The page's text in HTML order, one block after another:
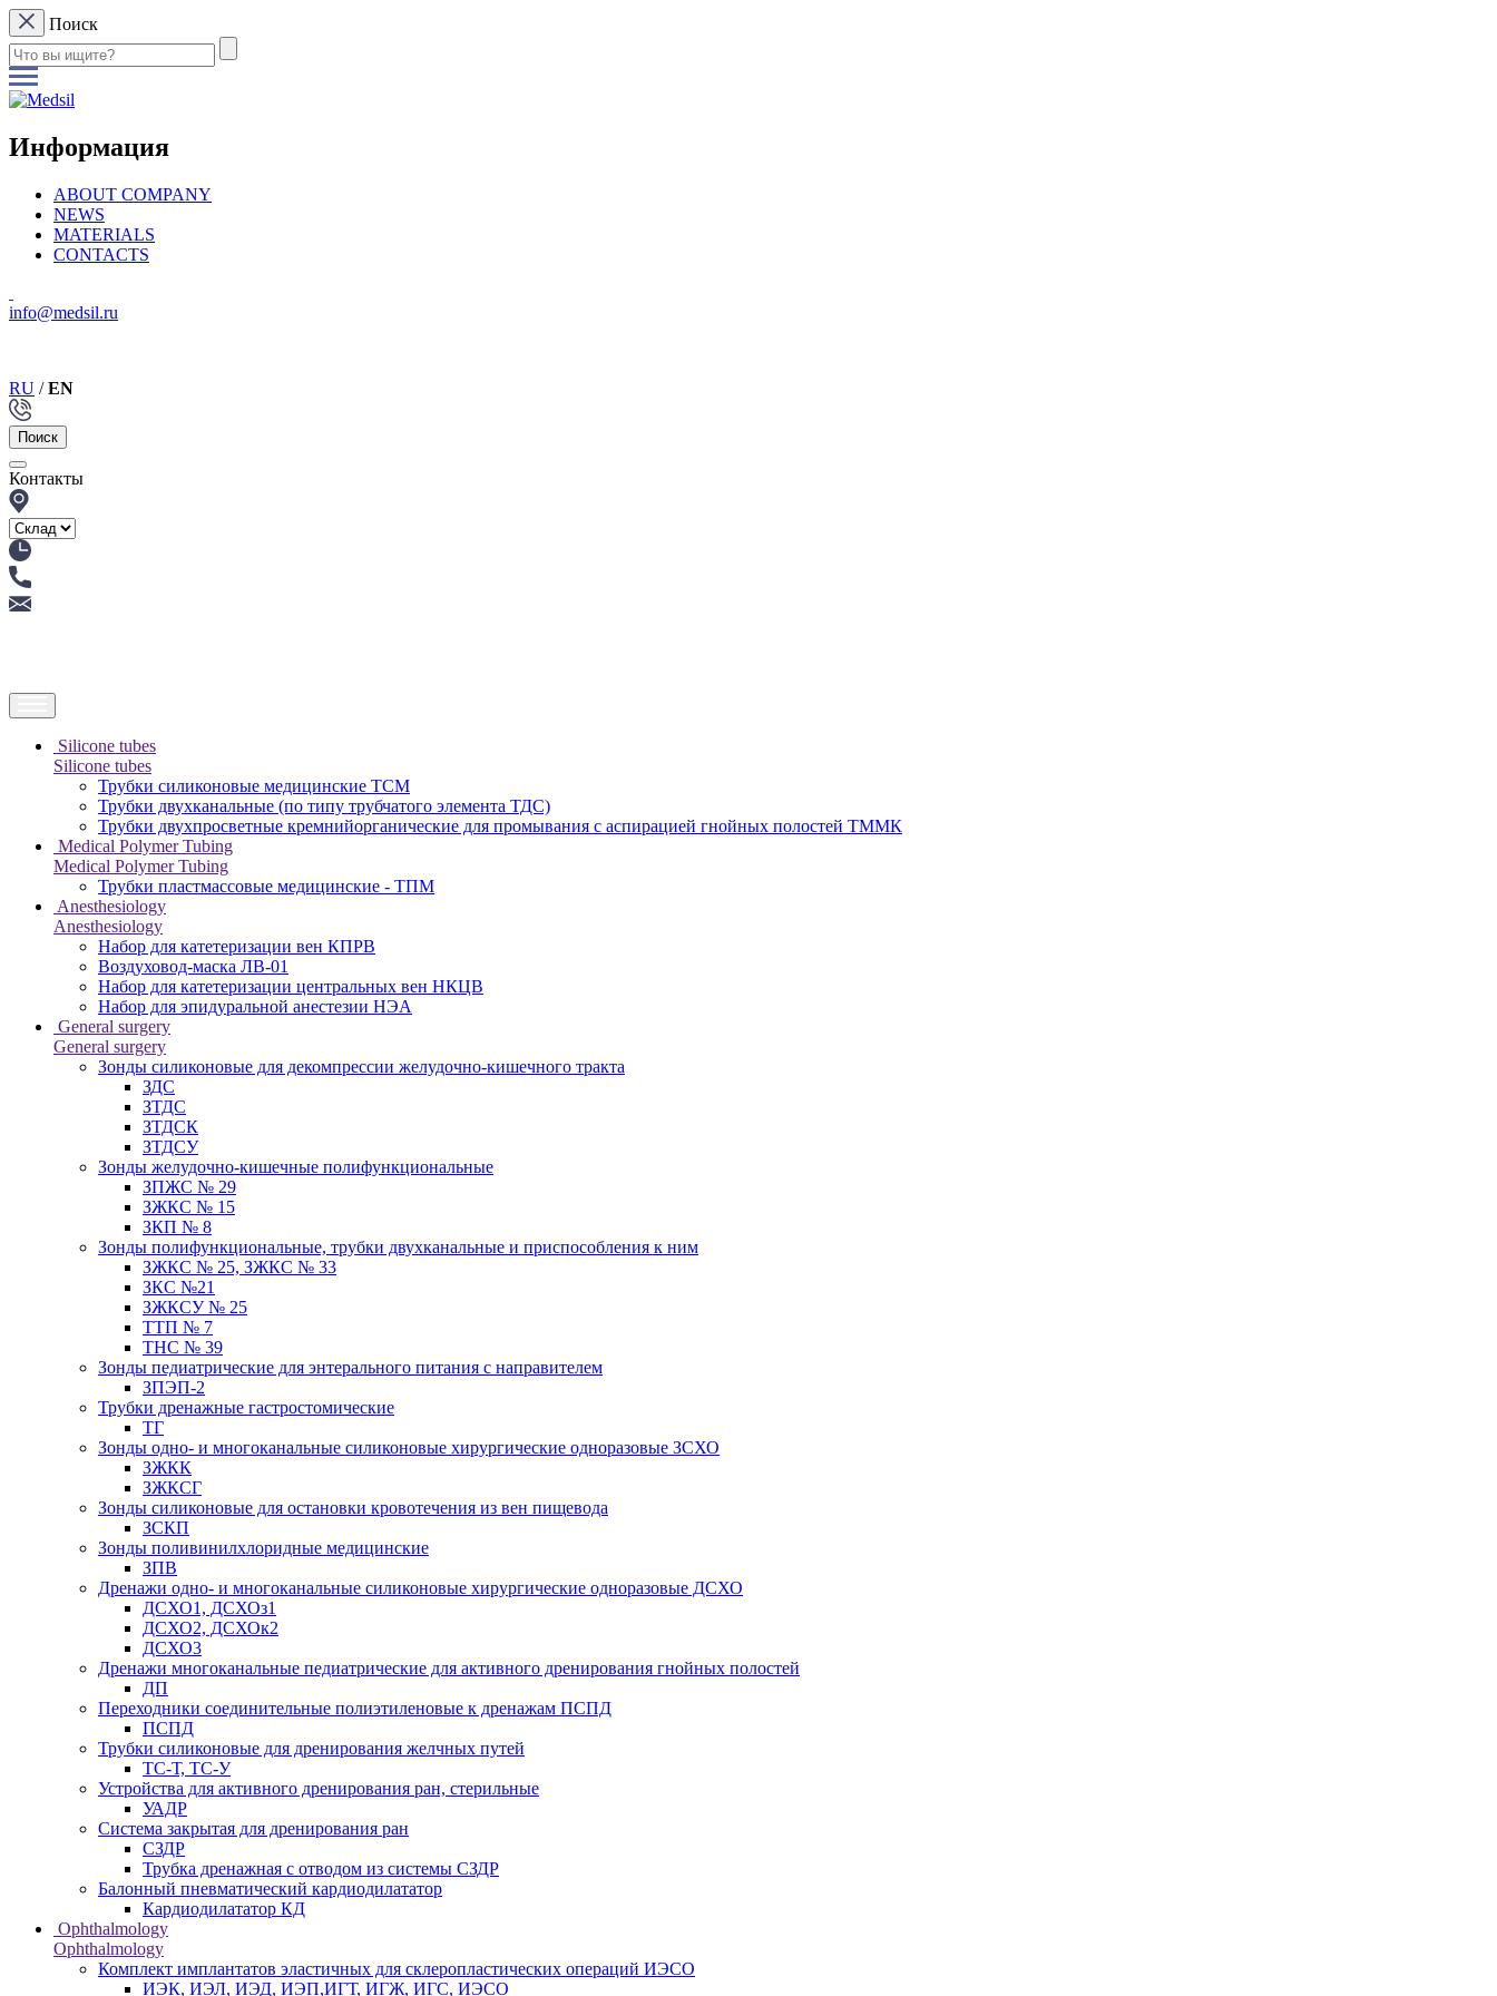
Поиск
Информация
ABOUT COMPANY
NEWS
MATERIALS
CONTACTS
info@medsil.ru
RU /EN
Поиск
Контакты
Silicone tubes
Silicone tubes
Трубки силиконовые медицинские ТСМ
Трубки двухканальные (по типу трубчатого элемента ТДС)
Трубки двухпросветные кремнийорганические для промывания с аспирацией гнойных полостей ТММК
Medical Polymer Tubing
Medical Polymer Tubing
Трубки пластмассовые медицинские - ТПМ
Anesthesiology
Anesthesiology
Набор для катетеризации вен КПРВ
Воздуховод-маска ЛВ-01
Набор для катетеризации центральных вен НКЦВ
Набор для эпидуральной анестезии НЭА
General surgery
General surgery
Зонды силиконовые для декомпрессии желудочно-кишечного тракта
ЗДС
ЗТДС
ЗТДСК
ЗТДСУ
Зонды желудочно-кишечные полифункциональные
ЗПЖС № 29
ЗЖКС № 15
ЗКП № 8
Зонды полифункциональные, трубки двухканальные и приспособления к ним
ЗЖКС № 25, ЗЖКС № 33
ЗКС №21
ЗЖКСУ № 25
ТТП № 7
ТНС № 39
Зонды педиатрические для энтерального питания с направителем
ЗПЭП-2
Трубки дренажные гастростомические
ТГ
Зонды одно- и многоканальные силиконовые хирургические одноразовые ЗСХО
ЗЖКК
ЗЖКСГ
Зонды силиконовые для остановки кровотечения из вен пищевода
ЗСКП
Зонды поливинилхлоридные медицинские
ЗПВ
Дренажи одно- и многоканальные силиконовые хирургические одноразовые ДСХО
ДСХО1, ДСХОз1
ДСХО2, ДСХОк2
ДСХО3
Дренажи многоканальные педиатрические для активного дренирования гнойных полостей
ДП
Переходники соединительные полиэтиленовые к дренажам ПСПД
ПСПД
Трубки силиконовые для дренирования желчных путей
ТС-Т, ТС-У
Устройства для активного дренирования ран, стерильные
УАДР
Система закрытая для дренирования ран
СЗДР
Трубка дренажная с отводом из системы СЗДР
Балонный пневматический кардиодилататор
Кардиодилататор КД
Ophthalmology
Ophthalmology
Комплект имплантатов эластичных для склеропластических операций ИЭСО
ИЭК, ИЭЛ, ИЭД, ИЭП,ИГТ, ИГЖ, ИГС, ИЭСО